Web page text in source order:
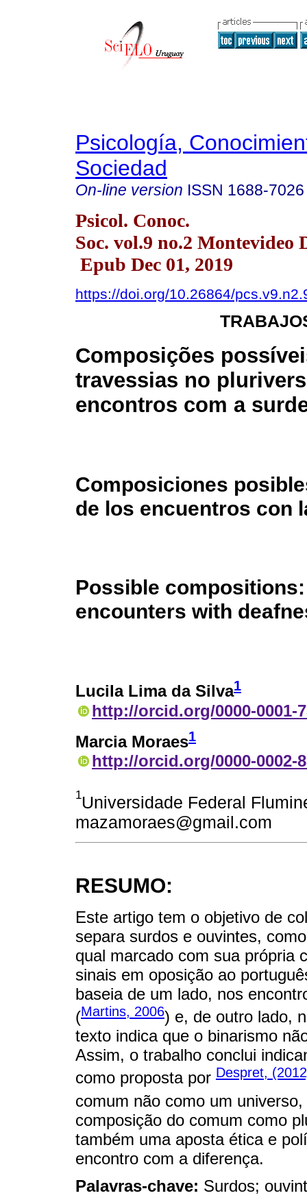
Psicología,
Sociedad
On-line version ISSN 1688-7026
Psicol. Conoc.
Soc. vol.9 no.2 Montevideo
Epub Dec 01, 2019
https://doi.org/10.26864/
Composições
travessias no
encontros com a
Composiciones
de los encuentros con
Possible
encounters with
Lucila Lima da Silva1
http://orcid.org/0000-0001-
Marcia Moraes1
http://orcid.org/0000-0002-
1Universidade Federal
mazamoraes@gmail.com
RESUMO:
Este artigo tem o objetivo de
separa surdos e ouvintes,
qual marcado com sua própria
sinais em oposição ao
baseia de um lado, nos
(Martins, 2006) e, de outro lado,
texto indica que o binarismo
Assim, o trabalho conclui
como proposta por Despret,
comum não como um
composição do comum como
também uma aposta ética e
encontro com a diferença.
Palavras-chave: Surdos;